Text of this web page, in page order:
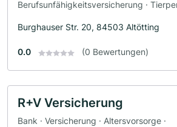
Berufsunfähigkeitsversicherung ·
Burghauser Str. 20, 84503 Altötting
0.0 (0 Bewertungen)
R+V Versicherung
Bank · Versicherung · Altersvorsorge ·